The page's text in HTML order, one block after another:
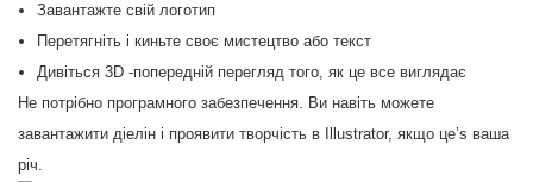
Завантажте свій логотип
Перетягніть і киньте своє мистецтво або текст
Дивіться 3D -попередній перегляд того, як це все виглядає
Не потрібно програмного забезпечення. Ви навіть можете
завантажити діелін і проявити творчість в Illustrator, якщо це’s ваша
річ.